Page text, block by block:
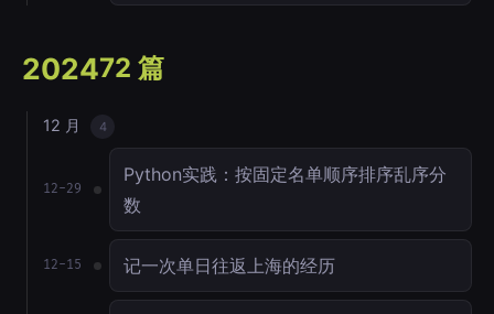
202472 篇
12 月 4
12-29
Python实践：按固定名单顺序排序乱序分
数
12-15 记一次单日往返上海的经历